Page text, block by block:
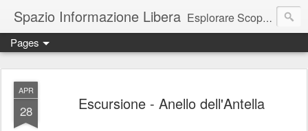
Spazio Informazione Libera Esplorare Scoprire Creare
Escursioni, viaggi, arte, tecnologia, attualità
Pages
APR
28 Escursione - Anello dell'Antella